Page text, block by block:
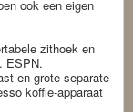
ook een eigen
zithoek en
ESPN.
en grote separate
koffie-apparaat